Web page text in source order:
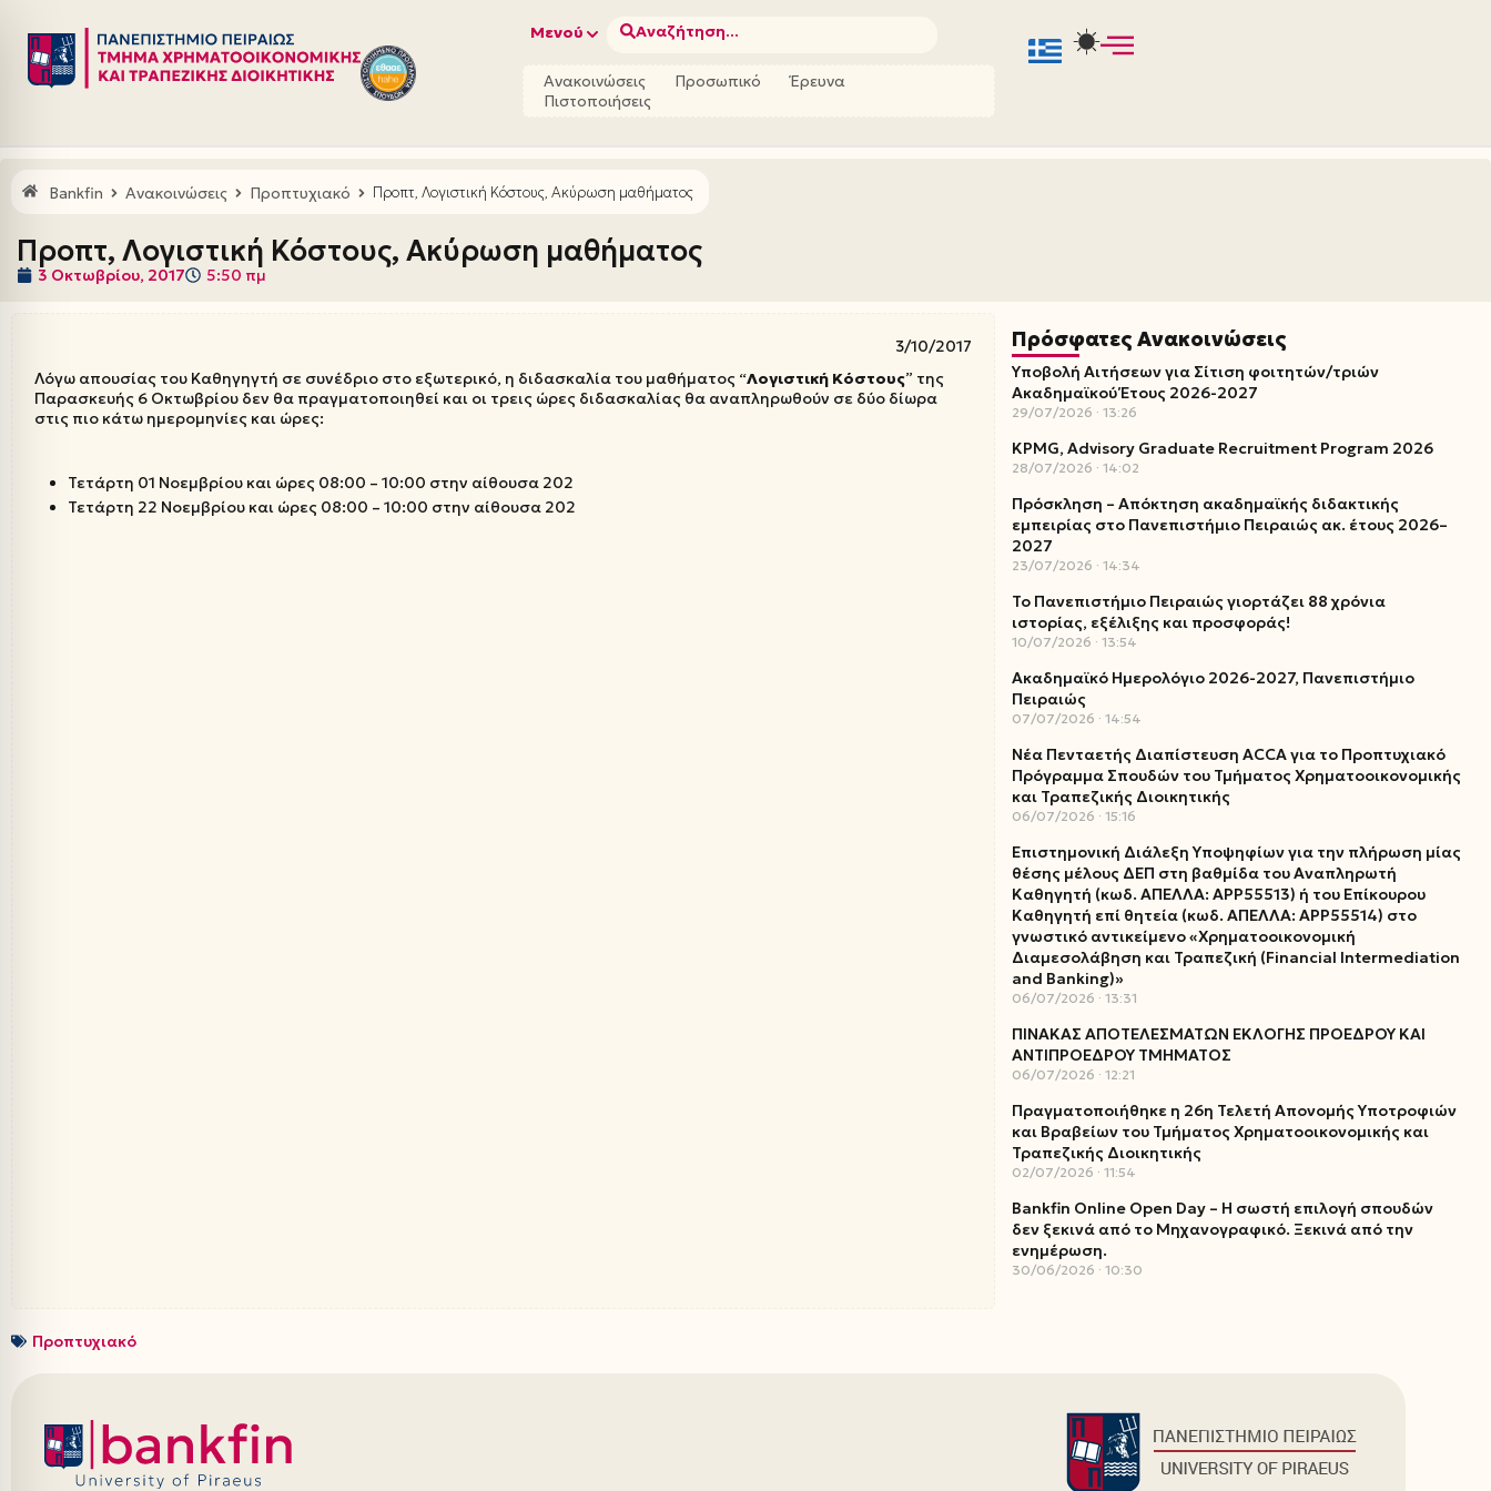
Μεταπηδήστε
στο
Μενού Αναζήτηση...
Ανακοινώσεις Προσωπικό
Έρευνα
Πιστοποιήσεις
Bankfin Ανακοινώσεις Προπτυχιακό Προπτ, Λογιστική Κόστους, Ακύρωση μαθήματος
Προπτ, Λογιστική Κόστους, Ακύρωση μαθήματος
3 Οκτωβρίου, 2017 5:50 πμ
3/10/2017
Λόγω απουσίας του Καθηγηγτή σε συνέδριο στο εξωτερικό, η διδασκαλία του μαθήματος “Λογιστική Κόστους” της
Παρασκευής 6 Οκτωβρίου δεν θα πραγματοποιηθεί και οι τρεις ώρες διδασκαλίας θα αναπληρωθούν σε δύο δίωρα
στις πιο κάτω ημερομηνίες και ώρες:
Τετάρτη 01 Νοεμβρίου και ώρες 08:00 – 10:00 στην αίθουσα 202
Τετάρτη 22 Νοεμβρίου και ώρες 08:00 – 10:00 στην αίθουσα 202
Πρόσφατες Ανακοινώσεις
Υποβολή Αιτήσεων για Σίτιση φοιτητών/τριών
Ακαδημαϊκού Έτους 2026-2027
29/07/2026 13:26
KPMG, Advisory Graduate Recruitment Program 2026
28/07/2026 14:02
Πρόσκληση – Απόκτηση ακαδημαϊκής διδακτικής
εμπειρίας στο Πανεπιστήμιο Πειραιώς ακ. έτους 2026–
2027
23/07/2026 14:34
Το Πανεπιστήμιο Πειραιώς γιορτάζει 88 χρόνια
ιστορίας, εξέλιξης και προσφοράς!
10/07/2026 13:54
Ακαδημαϊκό Ημερολόγιο 2026-2027, Πανεπιστήμιο
Πειραιώς
07/07/2026 14:54
Νέα Πενταετής Διαπίστευση ACCA για το Προπτυχιακό
Πρόγραμμα Σπουδών του Τμήματος Χρηματοοικονομικής
και Τραπεζικής Διοικητικής
06/07/2026 15:16
Επιστημονική Διάλεξη Υποψηφίων για την πλήρωση μίας
θέσης μέλους ΔΕΠ στη βαθμίδα του Αναπληρωτή
Καθηγητή (κωδ. ΑΠΕΛΛΑ: ΑΡΡ55513) ή του Επίκουρου
Καθηγητή επί θητεία (κωδ. ΑΠΕΛΛΑ: ΑΡΡ55514) στο
γνωστικό αντικείμενο «Χρηματοοικονομική
Διαμεσολάβηση και Τραπεζική (Financial Intermediation
and Banking)»
06/07/2026 13:31
ΠΙΝΑΚΑΣ ΑΠΟΤΕΛΕΣΜΑΤΩΝ ΕΚΛΟΓΗΣ ΠΡΟΕΔΡΟΥ ΚΑΙ
ΑΝΤΙΠΡΟΕΔΡΟΥ ΤΜΗΜΑΤΟΣ
06/07/2026 12:21
Πραγματοποιήθηκε η 26η Τελετή Απονομής Υποτροφιών
και Βραβείων του Τμήματος Χρηματοοικονομικής και
Τραπεζικής Διοικητικής
02/07/2026 11:54
Bankfin Online Open Day – Η σωστή επιλογή σπουδών
δεν ξεκινά από το Μηχανογραφικό. Ξεκινά από την
ενημέρωση.
30/06/2026 10:30
Προπτυχιακό